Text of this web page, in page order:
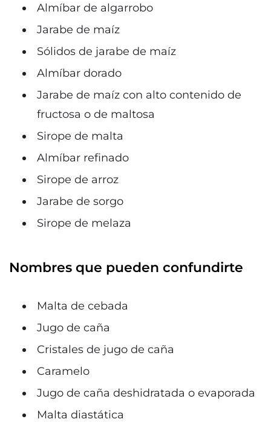
Almíbar de algarrobo
Jarabe de maíz
Sólidos de jarabe de maíz
Almíbar dorado
Jarabe de maíz con alto contenido de
fructosa o de maltosa
Sirope de malta
Almíbar refinado
Sirope de arroz
Jarabe de sorgo
Sirope de melaza
Nombres que pueden confundirte
Malta de cebada
Jugo de caña
Cristales de jugo de caña
Caramelo
Jugo de caña deshidratada o evaporada
Malta diastática